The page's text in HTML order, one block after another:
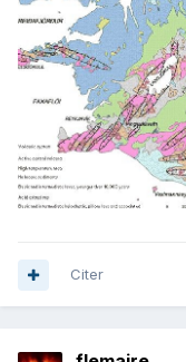
Citer